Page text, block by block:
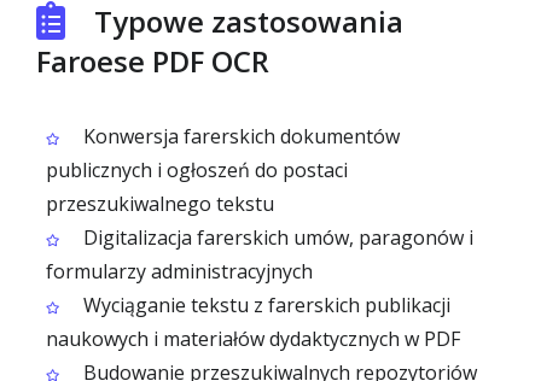
Typowe zastosowania
Faroese PDF OCR
Konwersja farerskich dokumentów
publicznych i ogłoszeń do postaci
przeszukiwalnego tekstu
Digitalizacja farerskich umów, paragonów i
formularzy administracyjnych
Wyciąganie tekstu z farerskich publikacji
naukowych i materiałów dydaktycznych w PDF
Budowanie przeszukiwalnych repozytoriów